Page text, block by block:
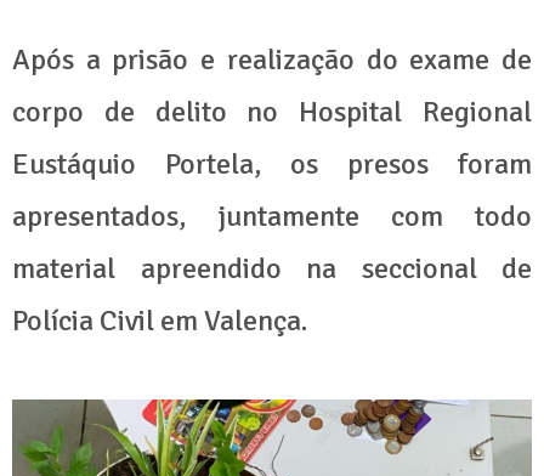
Após a prisão e realização do exame de
corpo de delito no Hospital Regional
Eustáquio Portela, os presos foram
apresentados, juntamente com todo
material apreendido na seccional de
Polícia Civil em Valença.